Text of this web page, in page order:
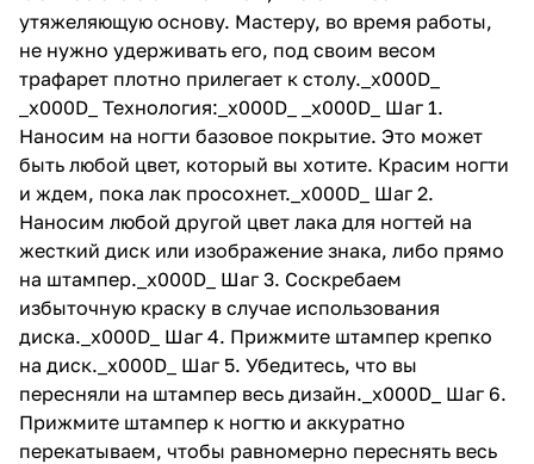
утяжеляющую основу. Мастеру, во время работы,
не нужно удерживать его, под своим весом
трафарет плотно прилегает к столу._x000D_
_x000D_ Технология:_x000D_ _x000D_ Шаг 1.
Наносим на ногти базовое покрытие. Это может
быть любой цвет, который вы хотите. Красим ногти
и ждем, пока лак просохнет._x000D_ Шаг 2.
Наносим любой другой цвет лака для ногтей на
жесткий диск или изображение знака, либо прямо
на штампер._x000D_ Шаг 3. Соскребаем
избыточную краску в случае использования
диска._x000D_ Шаг 4. Прижмите штампер крепко
на диск._x000D_ Шаг 5. Убедитесь, что вы
пересняли на штампер весь дизайн._x000D_ Шаг 6.
Прижмите штампер к ногтю и аккуратно
перекатываем, чтобы равномерно переснять весь